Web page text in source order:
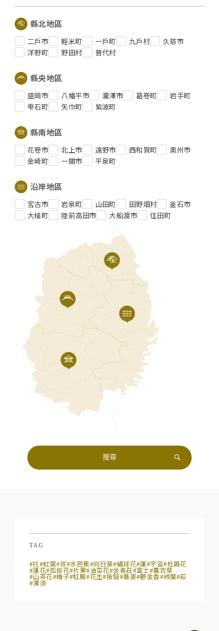
縣北地區
二戶市 輕米町 一戶町 九戶村
久慈市
洋野町
野田村 普代村
縣央地區
盛岡市 八幡平市 瀧澤市 葛卷町
岩手町
雫石町
矢巾町 紫波町
縣南地區
花卷市 北上市 遠野市 西和賀町
奧州市
金崎町
一關市 平泉町
沿岸地區
宮古市 岩泉町 山田町 田野畑村
釜石市
大槌町
陸前高田市 大船渡市 住田町
TAG
#托#紅葉#玫#水芭蕉#向日葵#繡球花#蓮#宇宙#杜鵑花
#蓮花#孤挺花#片栗#油菜花#坐善莊#富士#薰衣草
#山茶花#梅子#虹膜#花生#按鈕#蕎麥#鬱金香#柿葉#萩
#濱須